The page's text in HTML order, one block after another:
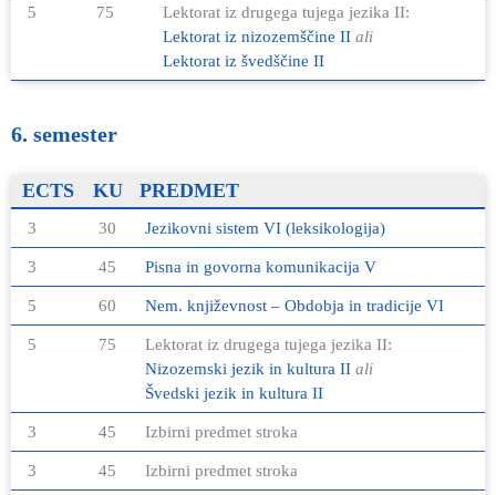
5 75
Lektorat iz drugega tujega jezika II:
Lektorat iz nizozemščine II ali
Lektorat iz švedščine II
6. semester
ECTS KU PREDMET
3 30 Jezikovni sistem VI (leksikologija)
3 45 Pisna in govorna komunikacija V
5 60 Nem. književnost – Obdobja in tradicije VI
5 75
Lektorat iz drugega tujega jezika II:
Nizozemski jezik in kultura II ali
Švedski jezik in kultura II
3 45 Izbirni predmet stroka
3 45 Izbirni predmet stroka